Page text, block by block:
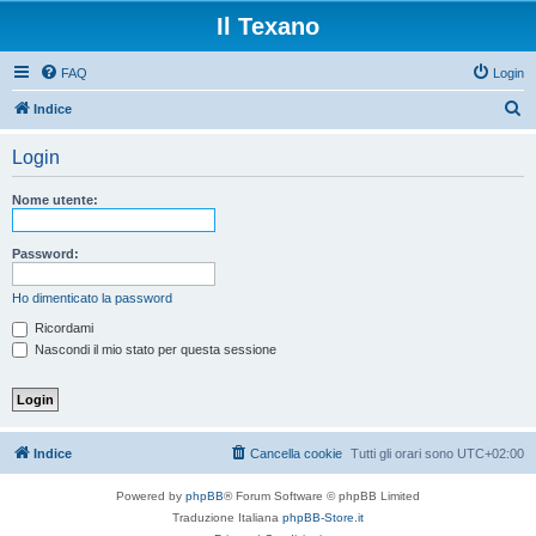
Il Texano
FAQ Login
Indice
Login
Nome utente:
Password:
Ho dimenticato la password
Ricordami
Nascondi il mio stato per questa sessione
Indice Tutti gli orari sono UTC+02:00
Cancella cookie
Powered by phpBB® Forum Software © phpBB Limited
Traduzione Italiana phpBB-Store.it